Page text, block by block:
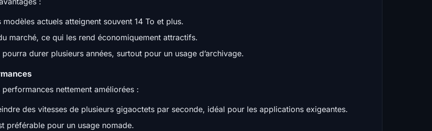
modèles actuels atteignent souvent 14 To et plus.
marché, ce qui les rend économiquement attractifs.
durer plusieurs années, surtout pour un usage d’archivage.
nettement améliorées :
des vitesses de plusieurs gigaoctets par seconde, idéal pour les applications exigeantes.
préférable pour un usage nomade.